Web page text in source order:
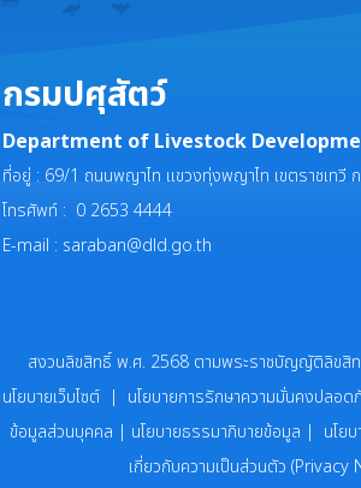
กรมปศุสัตว์
Department of Livestock
ที่อยู่ : 69/1 ถนนพญาไท แขวงทุ่งพญาไท เขตราชเทวี
โทรศัพท์ : 0 2653 4444
E-mail : saraban@dld.go.th
สงวนลิขสิทธิ์ พ.ศ. 2568 ตามพระราชบัญญัติลิข
นโยบายเว็บไซต์ | นโยบายการรักษาความมั่นคงปลอด
ข้อมูลส่วนบุคคล | นโยบายธรรมาภิบายข้อมูล | นโย
เกี่ยวกับความเป็นส่วนตัว (Privacy